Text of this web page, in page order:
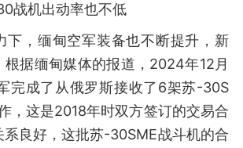
战机出动率也不低
下，缅甸空军装备也不断提升，新
根据缅甸媒体的报道，2024年12月
完成了从俄罗斯接收了6架苏-30S
，这是2018年时双方签订的交易合
系良好，这批苏-30SME战斗机的合